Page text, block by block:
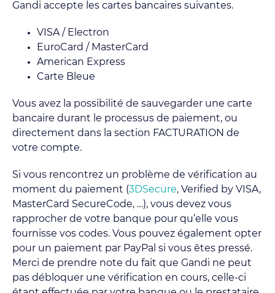
Gandi accepte les cartes bancaires suivantes.
VISA / Electron
EuroCard / MasterCard
American Express
Carte Bleue
Vous avez la possibilité de sauvegarder une carte
bancaire durant le processus de paiement, ou
directement dans la section FACTURATION de
votre compte.
Si vous rencontrez un problème de vérification au
moment du paiement (3DSecure, Verified by VISA,
MasterCard SecureCode, …), vous devez vous
rapprocher de votre banque pour qu’elle vous
fournisse vos codes. Vous pouvez également opter
pour un paiement par PayPal si vous êtes pressé.
Merci de prendre note du fait que Gandi ne peut
pas débloquer une vérification en cours, celle-ci